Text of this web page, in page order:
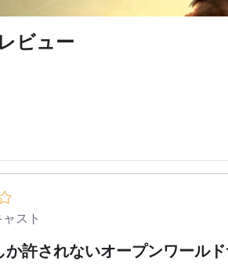
ビュー
スト
か許されないオープンワール